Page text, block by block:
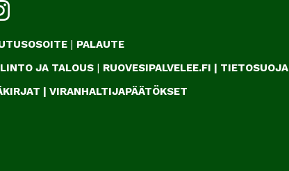
| PALAUTE
JA TALOUS | RUOVESIPALVELEE.FI | TIETOSUOJA
| VIRANHALTIJAPÄÄTÖKSET